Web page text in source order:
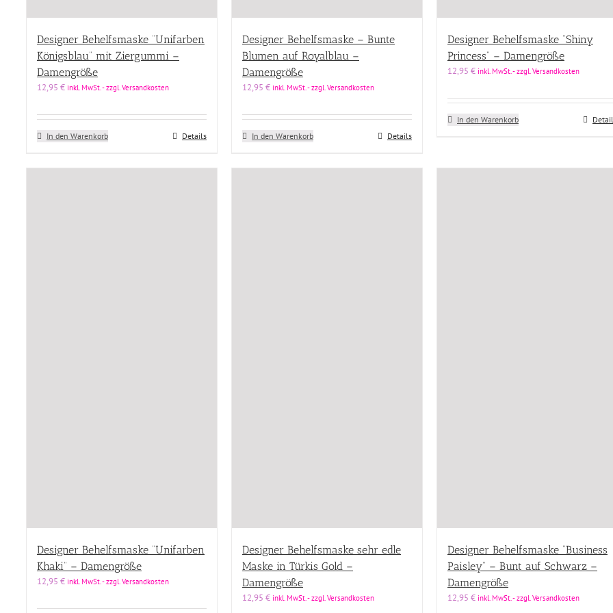
Designer Behelfsmaske “Unifarben
Königsblau” mit Ziergummi –
Damengröße
12,95 € inkl. MwSt. - zzgl. Versandkosten
In den Warenkorb Details
Designer Behelfsmaske – Bunte
Blumen auf Royalblau –
Damengröße
12,95 € inkl. MwSt. - zzgl. Versandkosten
In den Warenkorb Details
Designer Behelfsmaske “Shiny
Princess” – Damengröße
12,95 € inkl. MwSt. - zzgl. Versandkosten
In den Warenkorb
Designer Behelfsmaske “Unifarben
Khaki” – Damengröße
12,95 € inkl. MwSt. - zzgl. Versandkosten
Designer Behelfsmaske sehr edle
Maske in Türkis Gold –
Damengröße
12,95 € inkl. MwSt. - zzgl. Versandkosten
Designer Behelfsmaske “Business
Paisley” – Bunt auf Schwarz –
Damengröße
12,95 € inkl. MwSt. - zzgl. Versandkosten